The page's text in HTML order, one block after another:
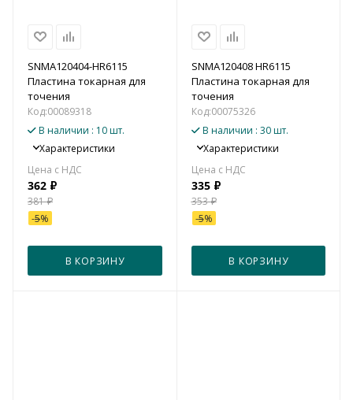
SNMA120404-HR6115
Пластина токарная для
точения
Код:00089318
В наличии : 10 шт.
Характеристики
362 ₽
381₽
-5%
В КОРЗИНУ
SNMA120408 HR6115
Пластина токарная для
точения
Код:00075326
В наличии : 30 шт.
Характеристики
335₽
353₽
-5%
В КОРЗИНУ